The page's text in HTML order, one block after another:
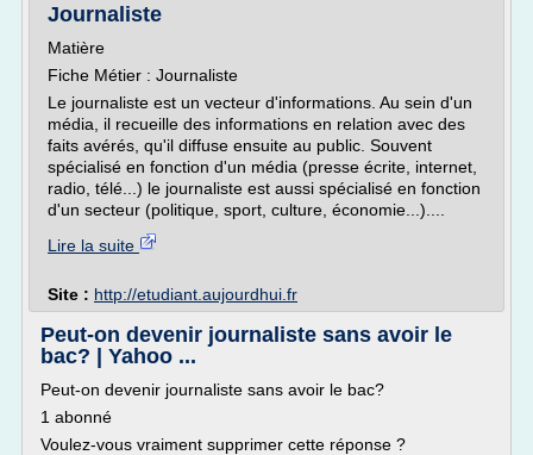
Journaliste
Matière
Fiche Métier : Journaliste
Le journaliste est un vecteur d'informations. Au sein d'un
média, il recueille des informations en relation avec des
faits avérés, qu'il diffuse ensuite au public. Souvent
spécialisé en fonction d'un média (presse écrite, internet,
radio, télé...) le journaliste est aussi spécialisé en fonction
d'un secteur (politique, sport, culture, économie...)....
Lire la suite
Site : http://etudiant.aujourdhui.fr
Peut-on devenir journaliste sans avoir le
bac? | Yahoo ...
Peut-on devenir journaliste sans avoir le bac?
1 abonné
Voulez-vous vraiment supprimer cette réponse ?